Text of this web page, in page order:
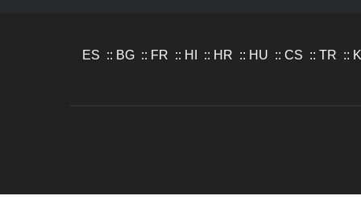
ES :: BG :: FR :: HI :: HR :: HU :: CS :: TR ::